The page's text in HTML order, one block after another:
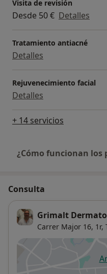
Visita de revisión
Desde 50 € Detalles
Tratamiento antiacné
Detalles
Rejuvenecimiento facial
Detalles
+ 14 servicios
¿Cómo funcionan los
Consulta
Grimalt
Carrer Major 16, 1r,